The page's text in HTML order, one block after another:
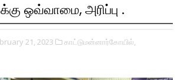
ஒவ்வாமை, அரிப்பு .
21, 2023 காட்டுமன்னார்கோயில்,